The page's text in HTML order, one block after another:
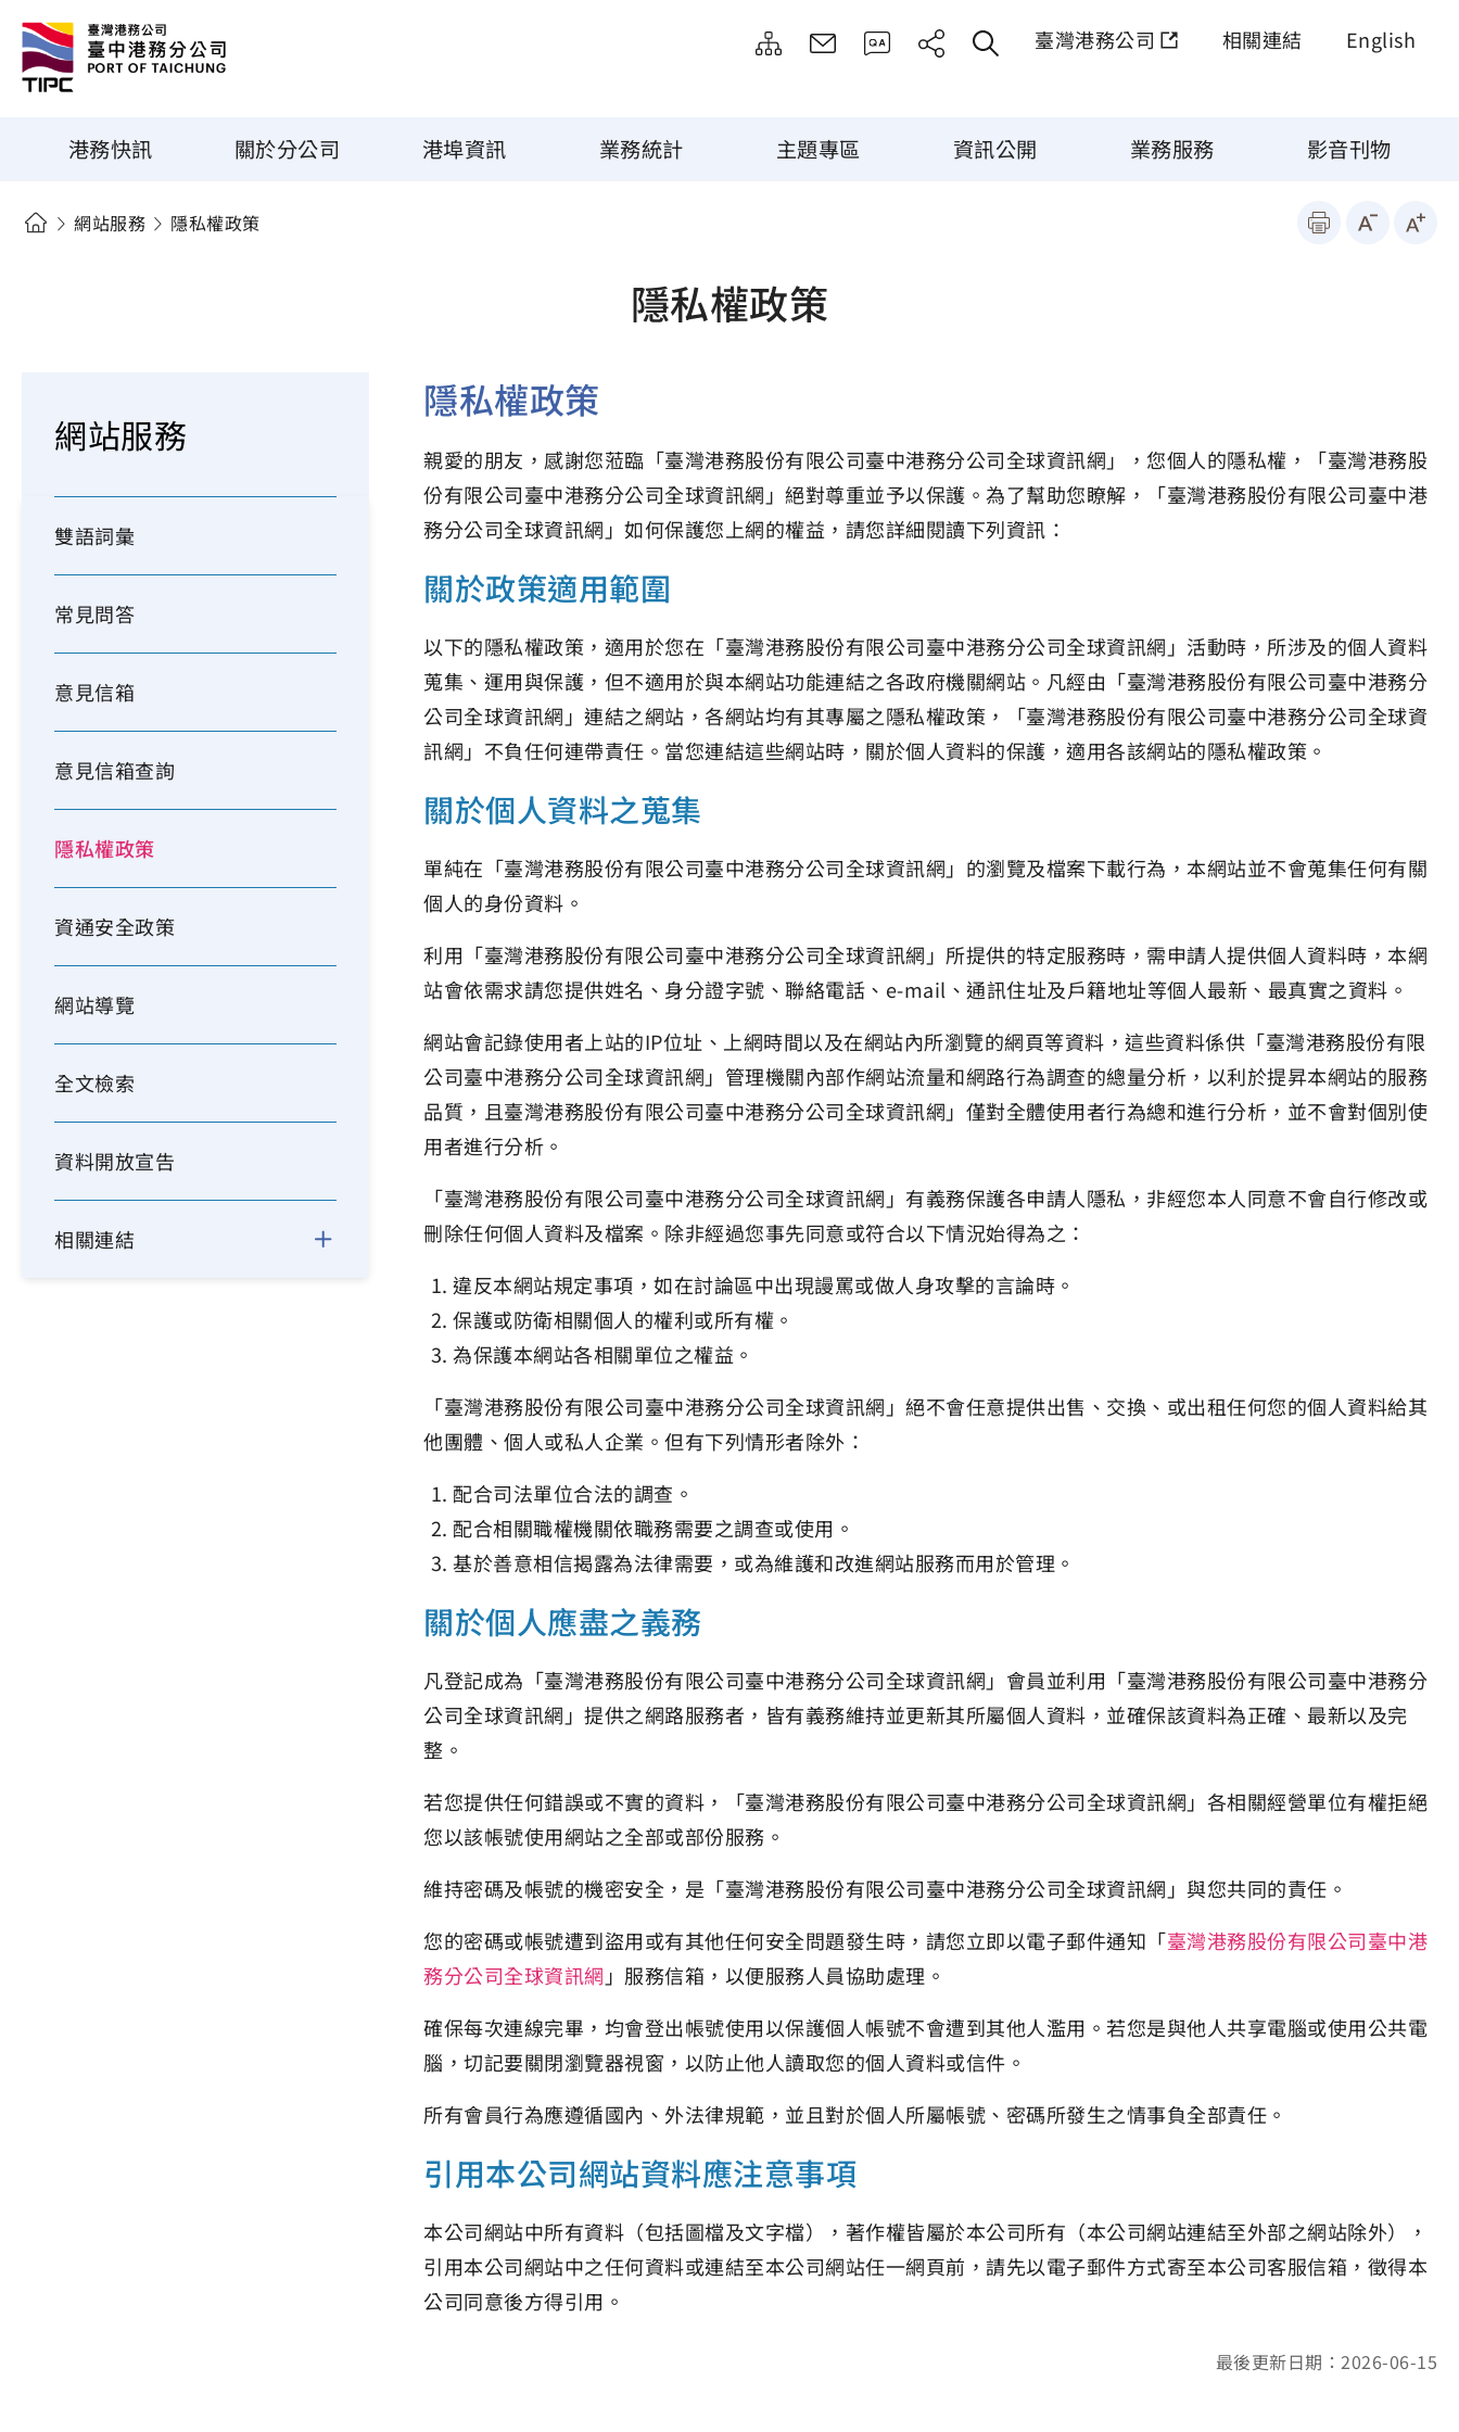
臺灣港務公司 相關連結 English
港務快訊 關於分公司 港埠資訊 業務統計 主題專區 資訊公開 業務服務 影音刊物
網站服務 隱私權政策
隱私權政策
網站服務
雙語詞彙
常見問答
意見信箱
意見信箱查詢
隱私權政策
資通安全政策
網站導覽
全文檢索
資料開放宣告
相關連結
隱私權政策
親愛的朋友，感謝您蒞臨「臺灣港務股份有限公司臺中港務分公司全球資訊網」，您個人的隱私權，「臺灣港務股
份有限公司臺中港務分公司全球資訊網」絕對尊重並予以保護。為了幫助您瞭解，「臺灣港務股份有限公司臺中港
務分公司全球資訊網」如何保護您上網的權益，請您詳細閱讀下列資訊：
關於政策適用範圍
以下的隱私權政策，適用於您在「臺灣港務股份有限公司臺中港務分公司全球資訊網」活動時，所涉及的個人資料
蒐集、運用與保護，但不適用於與本網站功能連結之各政府機關網站。凡經由「臺灣港務股份有限公司臺中港務分
公司全球資訊網」連結之網站，各網站均有其專屬之隱私權政策，「臺灣港務股份有限公司臺中港務分公司全球資
訊網」不負任何連帶責任。當您連結這些網站時，關於個人資料的保護，適用各該網站的隱私權政策。
關於個人資料之蒐集
單純在「臺灣港務股份有限公司臺中港務分公司全球資訊網」的瀏覽及檔案下載行為，本網站並不會蒐集任何有關
個人的身份資料。
利用「臺灣港務股份有限公司臺中港務分公司全球資訊網」所提供的特定服務時，需申請人提供個人資料時，本網
站會依需求請您提供姓名、身分證字號、聯絡電話、e-mail、通訊住址及戶籍地址等個人最新、最真實之資料。
網站會記錄使用者上站的IP位址、上網時間以及在網站內所瀏覽的網頁等資料，這些資料係供「臺灣港務股份有限
公司臺中港務分公司全球資訊網」管理機關內部作網站流量和網路行為調查的總量分析，以利於提昇本網站的服務
品質，且臺灣港務股份有限公司臺中港務分公司全球資訊網」僅對全體使用者行為總和進行分析，並不會對個別使
用者進行分析。
「臺灣港務股份有限公司臺中港務分公司全球資訊網」有義務保護各申請人隱私，非經您本人同意不會自行修改或
刪除任何個人資料及檔案。除非經過您事先同意或符合以下情況始得為之：
違反本網站規定事項，如在討論區中出現謾罵或做人身攻擊的言論時。
保護或防衛相關個人的權利或所有權。
為保護本網站各相關單位之權益。
「臺灣港務股份有限公司臺中港務分公司全球資訊網」絕不會任意提供出售、交換、或出租任何您的個人資料給其
他團體、個人或私人企業。但有下列情形者除外：
配合司法單位合法的調查。
配合相關職權機關依職務需要之調查或使用。
基於善意相信揭露為法律需要，或為維護和改進網站服務而用於管理。
關於個人應盡之義務
凡登記成為「臺灣港務股份有限公司臺中港務分公司全球資訊網」會員並利用「臺灣港務股份有限公司臺中港務分
公司全球資訊網」提供之網路服務者，皆有義務維持並更新其所屬個人資料，並確保該資料為正確、最新以及完
整。
若您提供任何錯誤或不實的資料，「臺灣港務股份有限公司臺中港務分公司全球資訊網」各相關經營單位有權拒絕
您以該帳號使用網站之全部或部份服務。
維持密碼及帳號的機密安全，是「臺灣港務股份有限公司臺中港務分公司全球資訊網」與您共同的責任。
您的密碼或帳號遭到盜用或有其他任何安全問題發生時，請您立即以電子郵件通知「臺灣港務股份有限公司臺中港
務分公司全球資訊網 」服務信箱，以便服務人員協助處理。
確保每次連線完畢，均會登出帳號使用以保護個人帳號不會遭到其他人濫用。若您是與他人共享電腦或使用公共電
腦，切記要關閉瀏覽器視窗，以防止他人讀取您的個人資料或信件。
所有會員行為應遵循國內、外法律規範，並且對於個人所屬帳號、密碼所發生之情事負全部責任。
引用本公司網站資料應注意事項
本公司網站中所有資料（包括圖檔及文字檔），著作權皆屬於本公司所有（本公司網站連結至外部之網站除外），
引用本公司網站中之任何資料或連結至本公司網站任一網頁前，請先以電子郵件方式寄至本公司客服信箱，徵得本
公司同意後方得引用。
最後更新日期：2026-06-15